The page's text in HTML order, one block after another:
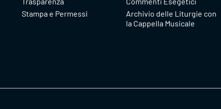
Stampa e Permessi
Archivio delle Liturgie con
la Cappella Musicale